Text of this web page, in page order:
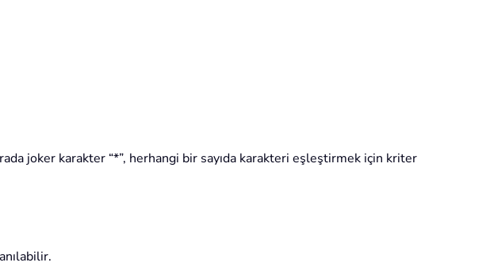
joker karakter “*”, herhangi bir sayıda karakteri eşleştirmek için kriter